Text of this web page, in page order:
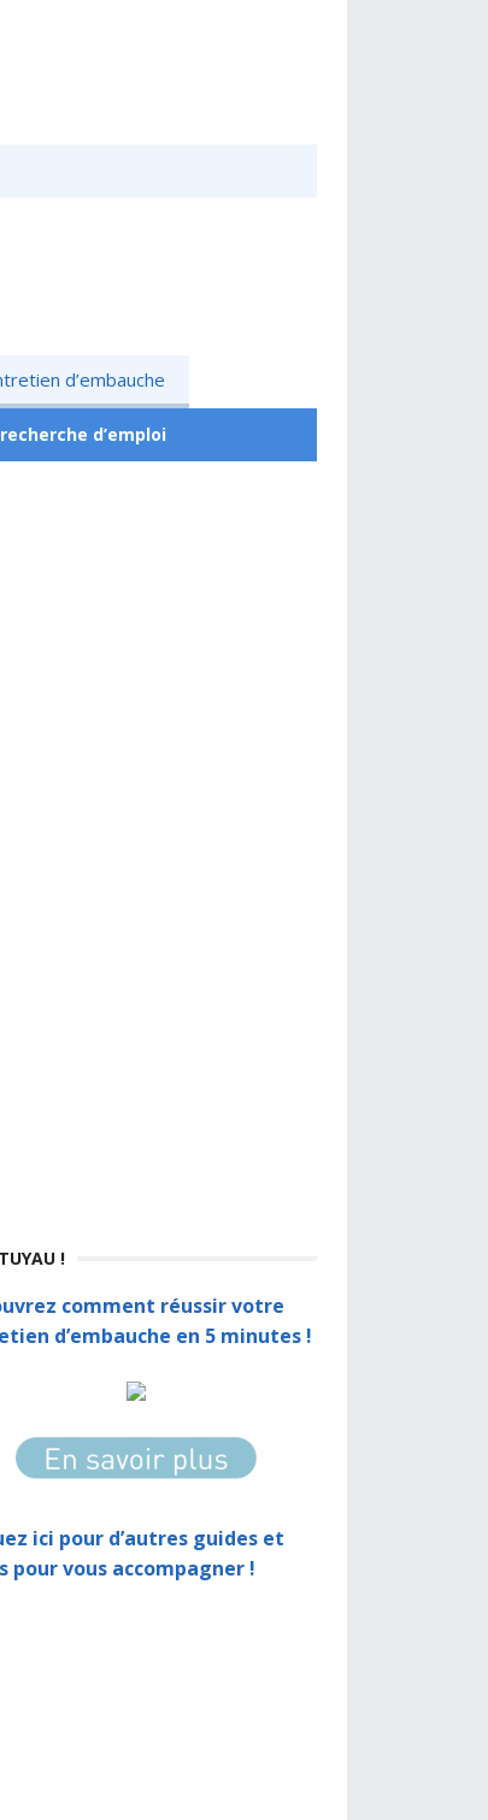
d’embauche
d’emploi
!
comment réussir votre
d’embauche en 5 minutes !
ici pour d’autres guides et
pour vous accompagner !